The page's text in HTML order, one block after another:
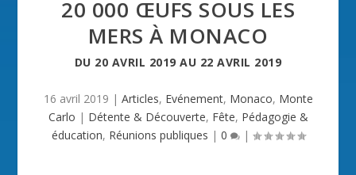
20 000 ŒUFS SOUS LES
MERS À MONACO
DU 20 AVRIL 2019 AU 22 AVRIL 2019
16 avril 2019 | Articles, Evénement, Monaco, Monte
Carlo | Détente & Découverte, Fête, Pédagogie &
éducation, Réunions publiques | 0 |